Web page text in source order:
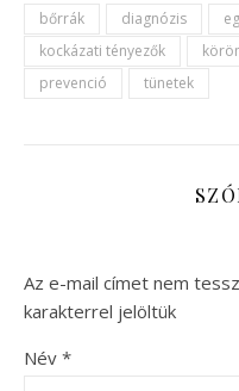
bőrrák diagnózis
kockázati tényezők
prevenció
tünetek
Az e-mail címet nem
karakterrel jelöltük
Név *